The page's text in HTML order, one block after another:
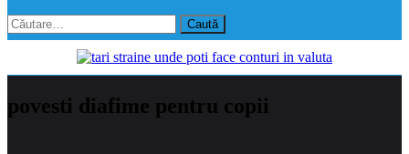
Caută
după:
povesti diafime pentru copii